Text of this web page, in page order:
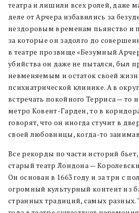
театра и лишили всех ролей, даже
деле от Арчера избавились за
нездоровым временам пьянство и
за которые он задолго до
в театре прозвище «Безумный
убийства он даже не пытался, был
невменяемым и остаток своей
психиатрической клинике. А в
встречать покойного Терриса — то
метро Ковент-Гарден, то в
говорят, что он иногда стучит в
своей любовницы, когда-то
Все рекорды по части историй
старый театр Лондона —
Он основан в 1663 году и за три с
огромный культурный контент из
странных традиций, самых разных.